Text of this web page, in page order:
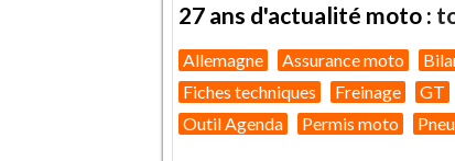
27 ans d'actualité moto :
Allemagne Assurance moto
Fiches techniques
Freinage GT
Outil Agenda
Permis moto